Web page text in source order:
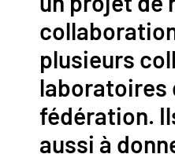
plusieurs
laboratoires
fédération.
aussi à